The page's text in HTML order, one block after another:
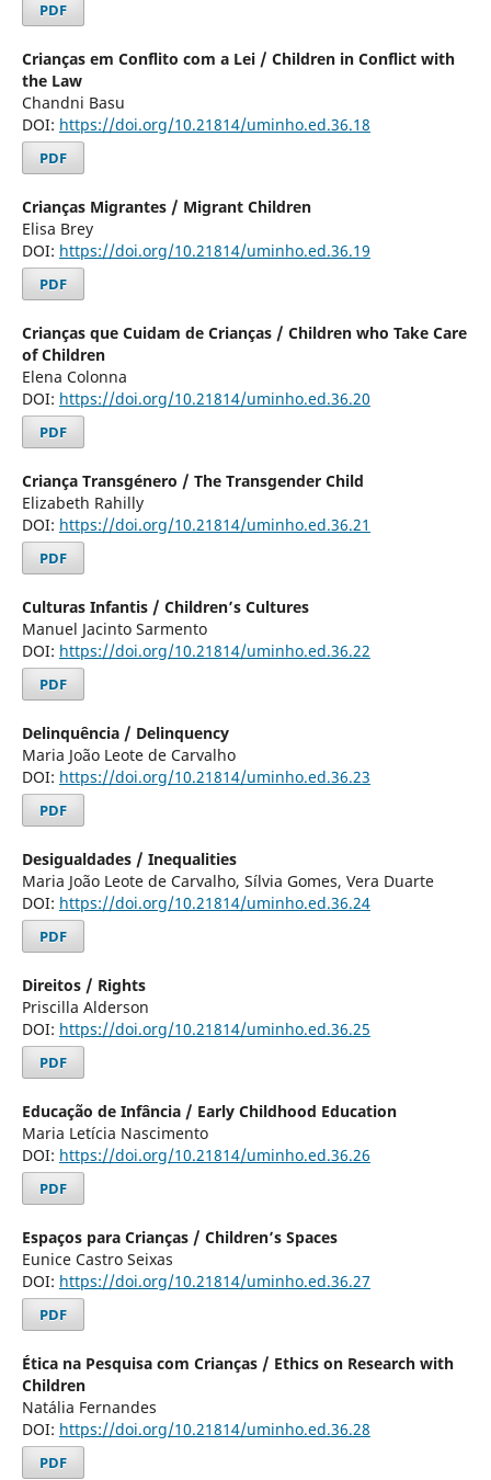
PDF
Crianças em Conflito com a Lei / Children in Conflict with
the Law
Chandni Basu
DOI: https://doi.org/10.21814/uminho.ed.36.18
PDF
Crianças Migrantes / Migrant Children
Elisa Brey
DOI: https://doi.org/10.21814/uminho.ed.36.19
PDF
Crianças que Cuidam de Crianças / Children who Take Care
of Children
Elena Colonna
DOI: https://doi.org/10.21814/uminho.ed.36.20
PDF
Criança Transgénero / The Transgender Child
Elizabeth Rahilly
DOI: https://doi.org/10.21814/uminho.ed.36.21
PDF
Culturas Infantis / Children’s Cultures
Manuel Jacinto Sarmento
DOI: https://doi.org/10.21814/uminho.ed.36.22
PDF
Delinquência / Delinquency
Maria João Leote de Carvalho
DOI: https://doi.org/10.21814/uminho.ed.36.23
PDF
Desigualdades / Inequalities
Maria João Leote de Carvalho, Sílvia Gomes, Vera Duarte
DOI: https://doi.org/10.21814/uminho.ed.36.24
PDF
Direitos / Rights
Priscilla Alderson
DOI: https://doi.org/10.21814/uminho.ed.36.25
PDF
Educação de Infância / Early Childhood Education
Maria Letícia Nascimento
DOI: https://doi.org/10.21814/uminho.ed.36.26
PDF
Espaços para Crianças / Children’s Spaces
Eunice Castro Seixas
DOI: https://doi.org/10.21814/uminho.ed.36.27
PDF
Ética na Pesquisa com Crianças / Ethics on Research with
Children
Natália Fernandes
DOI: https://doi.org/10.21814/uminho.ed.36.28
PDF